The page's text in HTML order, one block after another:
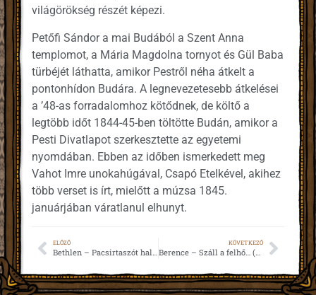
világörökség részét képezi.
Petőfi Sándor a mai Budából a Szent Anna
templomot, a Mária Magdolna tornyot és Gül Baba
türbéjét láthatta, amikor Pestről néha átkelt a
pontonhídon Budára. A legnevezetesebb átkelései
a ’48-as forradalomhoz kötődnek, de költő a
legtöbb időt 1844-45-ben töltötte Budán, amikor a
Pesti Divatlapot szerkesztette az egyetemi
nyomdában. Ebben az időben ismerkedett meg
Vahot Imre unokahúgával, Csapó Etelkével, akihez
több verset is írt, mielőtt a múzsa 1845.
januárjában váratlanul elhunyt.
ELŐZŐ
Bethlen – Pacsirtaszót hallok megint (1849)
KÖVETKEZŐ
Berence – Száll a felhő… (1846)